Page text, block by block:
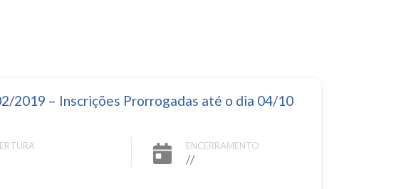
2019 – Inscrições Prorrogadas até o dia 04/10
ENCERRAMENTO
//